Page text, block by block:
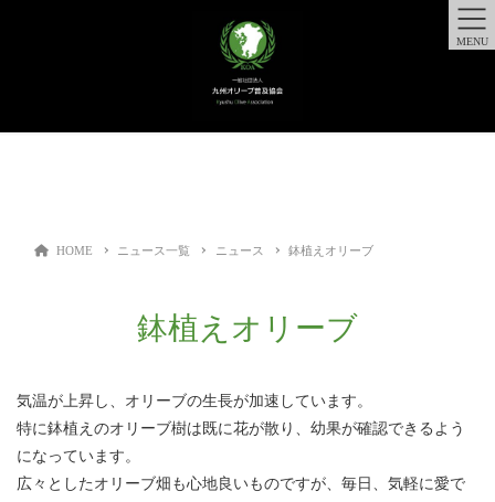
HOME ニュース一覧 ニュース 鉢植えオリーブ
鉢植えオリーブ
気温が上昇し、オリーブの生長が加速しています。
特に鉢植えのオリーブ樹は既に花が散り、幼果が確認できるよう
になっています。
広々としたオリーブ畑も心地良いものですが、毎日、気軽に愛で
MENU